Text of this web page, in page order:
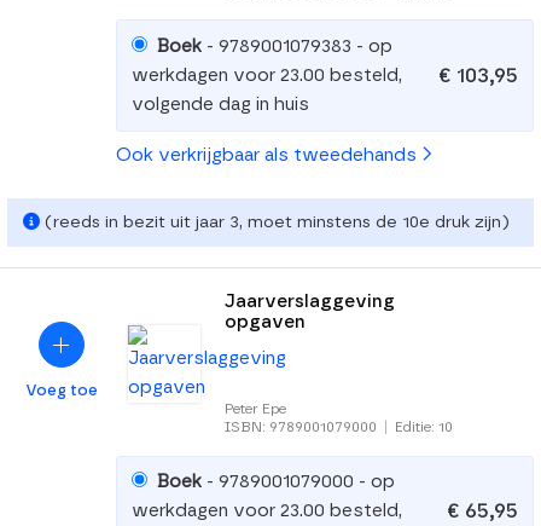
Boek- 9789001079383 - op
werkdagen voor 23.00 besteld,
volgende dag in huis
€ 103,95
Ook verkrijgbaar als tweedehands
(reeds in bezit uit jaar 3, moet minstens de 10e druk zijn)
Voeg toe
Jaarverslaggeving
opgaven
Peter Epe
ISBN: 9789001079000
Editie: 10
Boek- 9789001079000 - op
werkdagen voor 23.00 besteld,
€ 65,95